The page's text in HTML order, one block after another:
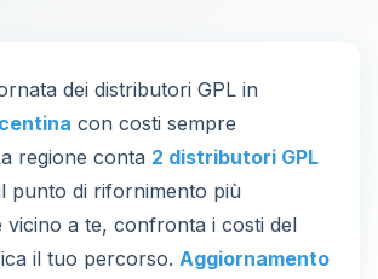
dei distributori GPL in
con costi sempre
regione conta 2 distributori GPL
punto di rifornimento più
vicino a te, confronta i costi del
il tuo percorso. Aggiornamento